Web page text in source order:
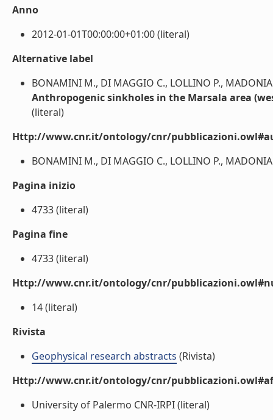
Anno
2012-01-01T00:00:00+01:00 (literal)
Alternative label
BONAMINI M., DI MAGGIO C., LOLLINO P.,
Anthropogenic sinkholes in the Marsala area
(literal)
Http://www.cnr.it/ontology/cnr/
BONAMINI M., DI MAGGIO C., LOLLINO P.,
Pagina inizio
4733 (literal)
Pagina fine
4733 (literal)
Http://www.cnr.it/ontology/cnr/
14 (literal)
Rivista
Geophysical research abstracts (Rivista)
Http://www.cnr.it/ontology/cnr/
University of Palermo CNR-IRPI (literal)